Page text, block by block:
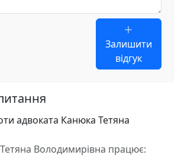
Залишити
відгук
адвоката Канюка Тетяна
Володимирівна працює: